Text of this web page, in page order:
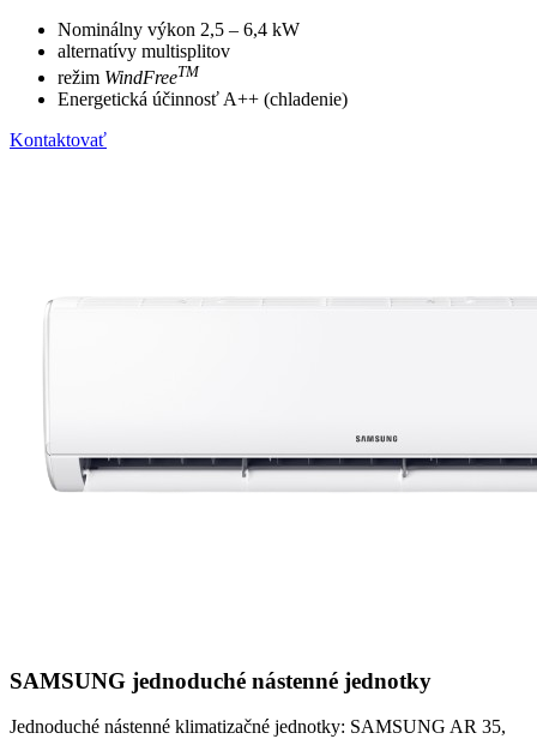
Nominálny výkon 2,5 – 6,4 kW
alternatívy multisplitov
režim WindFreeTM
Energetická účinnosť A++ (chladenie)
Kontaktovať
SAMSUNG jednoduché nástenné jednotky
Jednoduché nástenné klimatizačné jednotky: SAMSUNG AR 35,